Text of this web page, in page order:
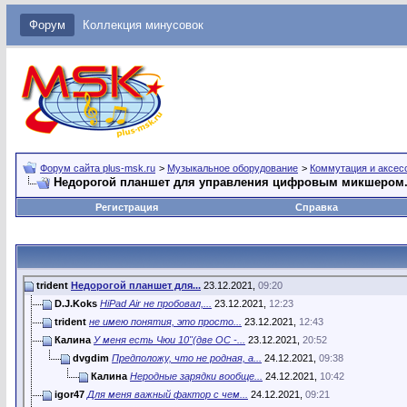
Форум Коллекция минусовок
Форум сайта plus-msk.ru > Музыкальное оборудование > Коммутация и
Недорогой планшет для управления цифровым микшером.
Регистрация
Справка
trident Недорогой планшет для... 23.12.2021, 09:20
D.J.Koks HiPad Air не пробовал,... 23.12.2021, 12:23
trident не имею понятия, это просто... 23.12.2021, 12:43
Калина У меня есть Чюи 10"(две ОС -... 23.12.2021, 20:52
dvgdim Предположу, что не родная, а... 24.12.2021, 09:38
Калина Неродные зарядки вообще... 24.12.2021, 10:42
igor47 Для меня важный фактор с чем... 24.12.2021, 09:21